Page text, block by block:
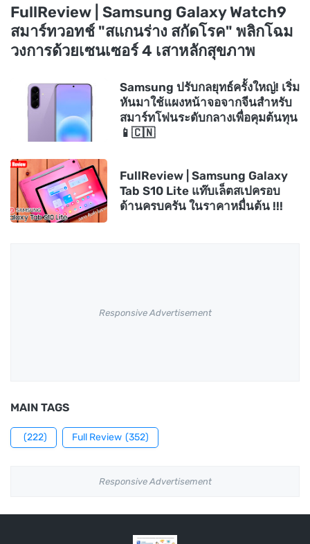
FullReview | Samsung Galaxy Watch9
สมาร์ทวอทช์ "สแกนร่าง สกัดโรค" พลิกโฉม
วงการด้วยเซนเซอร์ 4 เสาหลักสุขภาพ
Samsung ปรับกลยุทธ์ครั้งใหญ่! เริ่ม
หันมาใช้แผงหน้าจอจากจีนสำหรับ
สมาร์ทโฟนระดับกลางเพื่อคุมต้นทุน
📱🇨🇳
FullReview | Samsung Galaxy
Tab S10 Lite แท๊บเล็ตสเปครอบ
ด้านครบครัน ในราคาหมื่นต้น !!!
Responsive Advertisement
MAIN TAGS
(222) Full Review (352)
Responsive Advertisement